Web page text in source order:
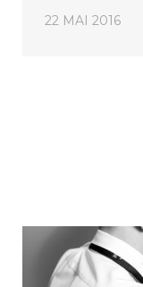
22 MAI 2016